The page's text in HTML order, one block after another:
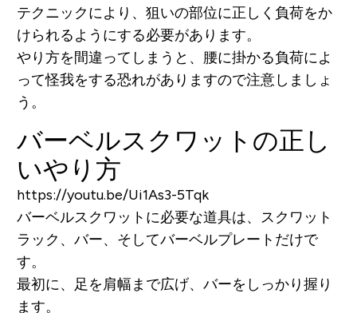
テクニックにより、狙いの部位に正しく負荷をか
けられるようにする必要があります。
やり方を間違ってしまうと、腰に掛かる負荷によ
って怪我をする恐れがありますので注意しましょ
う。
バーベルスクワットの正し
いやり方
https://youtu.be/Ui1As3-5Tqk
バーベルスクワットに必要な道具は、スクワット
ラック、バー、そしてバーベルプレートだけで
す。
最初に、足を肩幅まで広げ、バーをしっかり握り
ます。